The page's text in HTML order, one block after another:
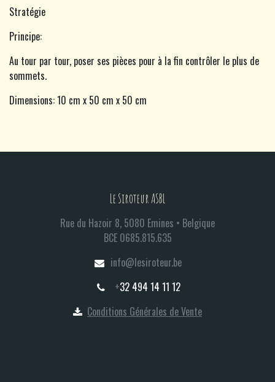
Stratégie
Principe:
Au tour par tour, poser ses pièces pour à la fin contrôler le plus de
sommets.
Dimensions: 10 cm x 50 cm x 50 cm
Le Siroteur ASBL
Rue du Hazoir 8, 5080 Emines • Belgique
BCE 0685.815.635​
info@lesiroteur.be​
+32 494 14 11 12
Conditions Générales de Vente